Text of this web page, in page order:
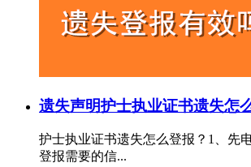
遗失声明护士执业证书遗失怎
护士执业证书遗失怎么登报？1、先
登报需要的信...